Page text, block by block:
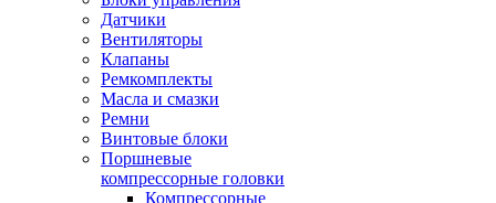
Датчики
Вентиляторы
Клапаны
Ремкомплекты
Масла и смазки
Ремни
Винтовые блоки
Поршневые
компрессорные головки
Компрессорные